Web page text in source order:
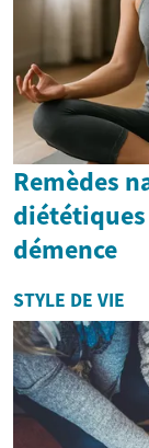
Remèdes
démence
STYLE DE VIE